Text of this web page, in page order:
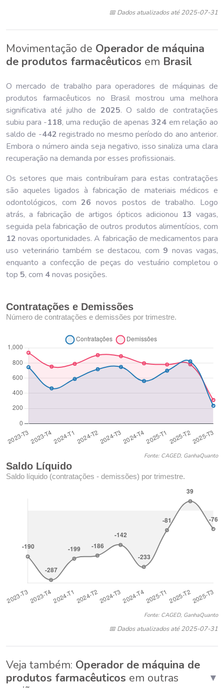
📅 Dados atualizados até 2025-07-31
Movimentação de Operador de máquina
de produtos farmacêuticos em Brasil
O mercado de trabalho para operadores de máquinas de
produtos farmacêuticos no Brasil mostrou uma melhora
significativa até julho de 2025. O saldo de contratações
subiu para -118, uma redução de apenas 324em relação ao
saldo de -442 registrado no mesmo período do ano anterior.
Embora o número ainda seja negativo, isso sinaliza uma clara
recuperação na demanda por esses profissionais.
Os setores que mais contribuíram para estas contratações
são aqueles ligados à fabricação de materiais médicos e
odontológicos, com26 novos postos de trabalho. Logo
atrás, a fabricação de artigos ópticos adicionou 13 vagas,
seguida pela fabricação de outros produtos alimentícios, com
12 novas oportunidades. A fabricação de medicamentos para
uso veterinário também se destacou, com 9 novas vagas,
enquanto a confecção de peças do vestuário completou o
top 5, com 4novas posições.
Contratações e Demissões
Número de contratações e demissões por trimestre.
Fonte: CAGED, GanhaQuanto
Saldo Líquido
Saldo líquido (contratações - demissões) por trimestre.
Fonte: CAGED, GanhaQuanto
📅 Dados atualizados até 2025-07-31
Veja também: Operador de máquina de
produtos farmacêuticos em outras
▼